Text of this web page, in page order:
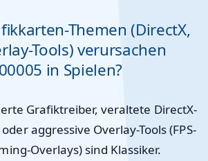
Themen (DirectX,
Tools) verursachen
in Spielen?
Grafiktreiber, veraltete DirectX-
aggressive Overlay-Tools (FPS-
Overlays) sind Klassiker.